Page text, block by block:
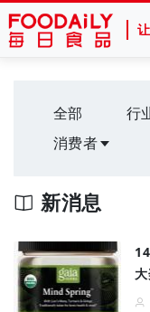
全部 行
消费者
新消息